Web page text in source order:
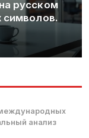
успеха
анализ